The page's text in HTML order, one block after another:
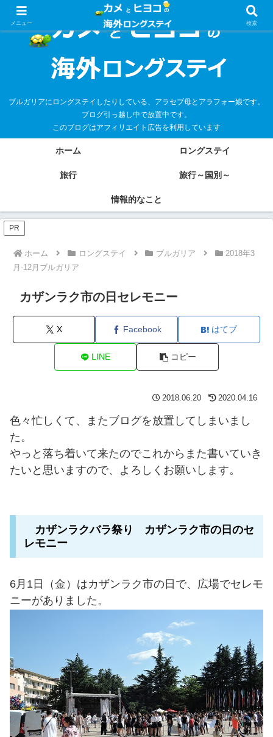
ブルガリアにロングステイしたりしている、アラセブ母とアラフォー娘です。
ブログ引っ越し中で放置中です。
このブログはアフィリエイト広告を利用しています
ホーム ロングステイ
旅行 旅行～国別～
情報的なこと
PR
ホーム ロングステイ ブルガリア
2018年3
月-12月ブルガリア
カザンラク市の日セレモニー
X Facebook はてブ
LINE コピー
2018.06.20 2020.04.16
色々忙しくて、またブログを放置してしまいまし
た。
やっと落ち着いて来たのでこれからまた書いていき
たいと思いますので、よろしくお願いします。
カザンラクバラ祭り カザンラク市の日のセ
レモニー
6月1日（金）はカザンラク市の日で、広場でセレモ
ニーがありました。
メニュー 検索